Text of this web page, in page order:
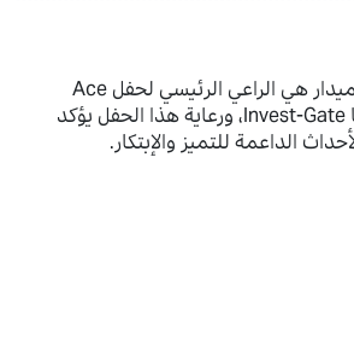
هي الراعي الرئيسي لحفل Ace
، ورعاية هذا الحفل يؤكد
الداعمة للتميز والإبتكار.